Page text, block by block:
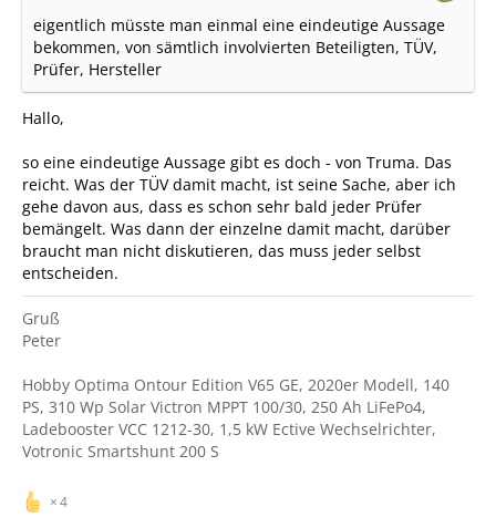
eigentlich müsste man einmal eine eindeutige Aussage
bekommen, von sämtlich involvierten Beteiligten, TÜV,
Prüfer, Hersteller
Hallo,
so eine eindeutige Aussage gibt es doch - von Truma. Das
reicht. Was der TÜV damit macht, ist seine Sache, aber ich
gehe davon aus, dass es schon sehr bald jeder Prüfer
bemängelt. Was dann der einzelne damit macht, darüber
braucht man nicht diskutieren, das muss jeder selbst
entscheiden.
Gruß
Peter
Hobby Optima Ontour Edition V65 GE, 2020er Modell, 140
PS, 310 Wp Solar Victron MPPT 100/30, 250 Ah LiFePo4,
Ladebooster VCC 1212-30, 1,5 kW Ective Wechselrichter,
Votronic Smartshunt 200 S
4